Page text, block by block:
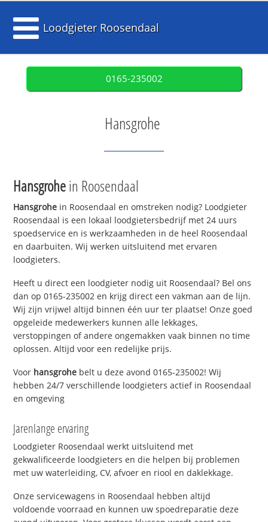
Loodgieter Roosendaal
0165-235002
Hansgrohe
Hansgrohein Roosendaal
Hansgrohe in Roosendaal en omstreken nodig? Loodgieter
Roosendaal is een lokaal loodgietersbedrijf met 24 uurs
spoedservice en is werkzaamheden in de heel Roosendaal
en daarbuiten. Wij werken uitsluitend met ervaren
loodgieters.
Heeft u direct een loodgieter nodig uit Roosendaal? Bel ons
dan op 0165-235002 en krijg direct een vakman aan de lijn.
Wij zijn vrijwel altijd binnen één uur ter plaatse! Onze goed
opgeleide medewerkers kunnen alle lekkages,
verstoppingen of andere ongemakken vaak binnen no time
oplossen. Altijd voor een redelijke prijs.
Voor hansgrohe belt u deze avond 0165-235002! Wij
hebben 24/7 verschillende loodgieters actief in Roosendaal
en omgeving
Jarenlange ervaring
Loodgieter Roosendaal werkt uitsluitend met
gekwalificeerde loodgieters en die helpen bij problemen
met uw waterleiding, CV, afvoer en riool en daklekkage.
Onze servicewagens in Roosendaal hebben altijd
voldoende voorraad en kunnen uw spoedreparatie deze